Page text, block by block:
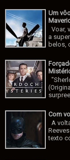
Um
Voar,
a
belos,
Com
A
texto